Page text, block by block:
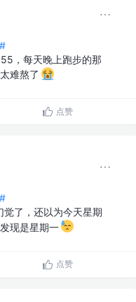
，每天晚上跑步的那
难熬了
点赞
了，还以为今天星期
现是星期一
点赞